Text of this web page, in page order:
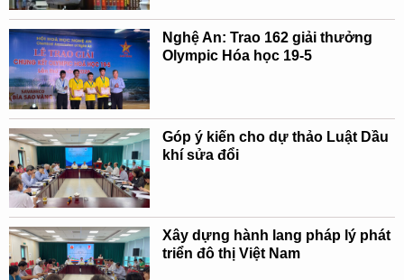
Nghệ An: Trao 162 giải thưởng
Olympic Hóa học 19-5
Góp ý kiến cho dự thảo Luật Dầu
khí sửa đổi
Xây dựng hành lang pháp lý phát
triển đô thị Việt Nam